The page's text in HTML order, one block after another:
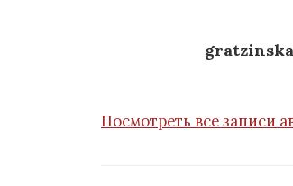
Посмотреть все записи